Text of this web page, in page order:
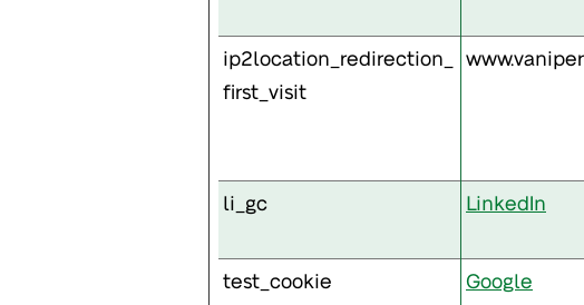
ip2location_redirection_
first_visit
li_gc LinkedIn
test_cookie
Google